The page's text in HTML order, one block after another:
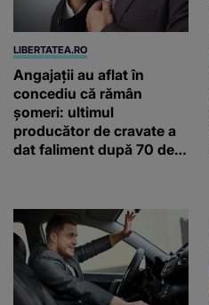
LIBERTATEA.RO
Angajații au aflat în
concediu că rămân
șomeri: ultimul
producător de cravate a
dat faliment după 70 de